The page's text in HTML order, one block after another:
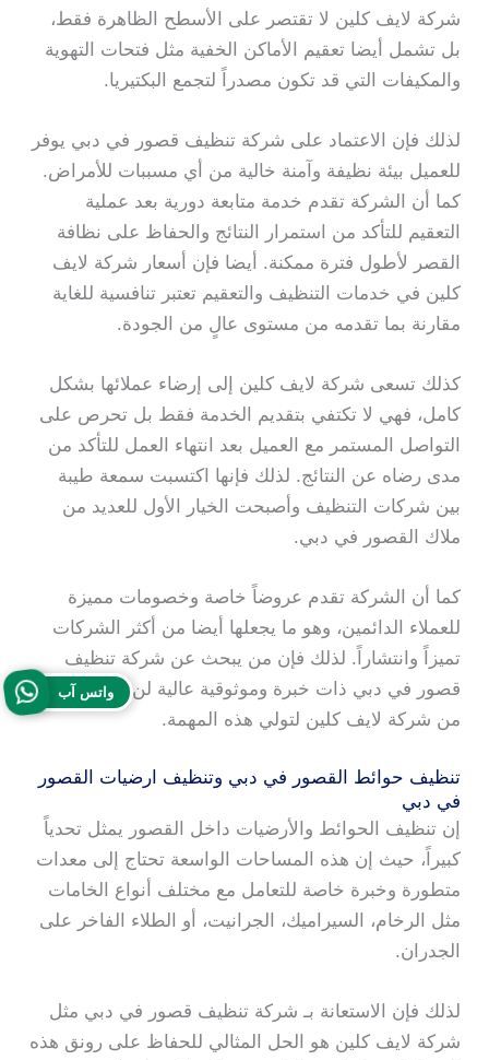
شركة لايف كلين لا تقتصر على الأسطح الظاهرة فقط،
بل تشمل أيضا تعقيم الأماكن الخفية مثل فتحات التهوية
والمكيفات التي قد تكون مصدراً لتجمع البكتيريا.
لذلك فإن الاعتماد على شركة تنظيف قصور في دبي يوفر
للعميل بيئة نظيفة وآمنة خالية من أي مسببات للأمراض.
كما أن الشركة تقدم خدمة متابعة دورية بعد عملية
التعقيم للتأكد من استمرار النتائج والحفاظ على نظافة
القصر لأطول فترة ممكنة. أيضا فإن أسعار شركة لايف
كلين في خدمات التنظيف والتعقيم تعتبر تنافسية للغاية
مقارنة بما تقدمه من مستوى عالٍ من الجودة.
كذلك تسعى شركة لايف كلين إلى إرضاء عملائها بشكل
كامل، فهي لا تكتفي بتقديم الخدمة فقط بل تحرص على
التواصل المستمر مع العميل بعد انتهاء العمل للتأكد من
مدى رضاه عن النتائج. لذلك فإنها اكتسبت سمعة طيبة
بين شركات التنظيف وأصبحت الخيار الأول للعديد من
ملاك القصور في دبي.
كما أن الشركة تقدم عروضاً خاصة وخصومات مميزة
للعملاء الدائمين، وهو ما يجعلها أيضا من أكثر الشركات
تميزاً وانتشاراً. لذلك فإن من يبحث عن شركة تنظيف
قصور في دبي ذات خبرة وموثوقية عالية لن يجد أفضل
من شركة لايف كلين لتولي هذه المهمة.
تنظيف حوائط القصور في دبي وتنظيف ارضيات القصور
في دبي
إن تنظيف الحوائط والأرضيات داخل القصور يمثل تحدياً
كبيراً، حيث إن هذه المساحات الواسعة تحتاج إلى معدات
متطورة وخبرة خاصة للتعامل مع مختلف أنواع الخامات
مثل الرخام، السيراميك، الجرانيت، أو الطلاء الفاخر على
الجدران.
لذلك فإن الاستعانة بـ شركة تنظيف قصور في دبي مثل
شركة لايف كلين هو الحل المثالي للحفاظ على رونق هذه
واتس آب